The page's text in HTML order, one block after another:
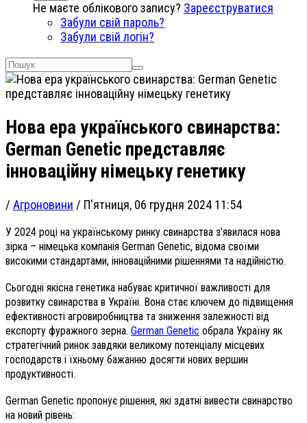
Не маєте облікового запису? Зареєструватися
Забули свій пароль?
Забули свій логін?
Нова ера українського свинарства:
German Genetic представляє
інноваційну німецьку генетику
/ Агроновини / П'ятниця, 06 грудня 2024 11:54
У 2024 році на українському ринку свинарства з’явилася нова
зірка – німецька компанія German Genetic, відома своїми
високими стандартами, інноваційними рішеннями та надійністю.
Сьогодні якісна генетика набуває критичної важливості для
розвитку свинарства в Україні. Вона стає ключем до підвищення
ефективності агровиробництва та зниження залежності від
експорту фуражного зерна. German Genetic обрала Україну як
стратегічний ринок завдяки великому потенціалу місцевих
господарств і їхньому бажанню досягти нових вершин
продуктивності.
German Genetic пропонує рішення, які здатні вивести свинарство
на новий рівень: